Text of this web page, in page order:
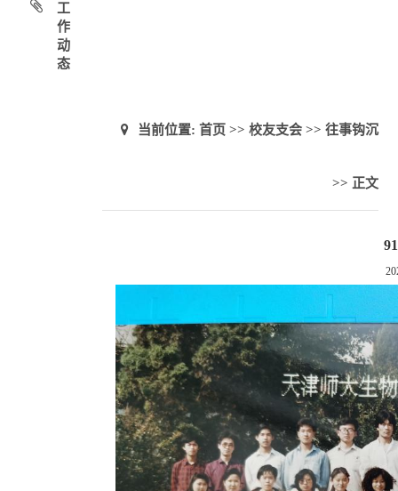
工
作
动
态
当前位置: 首页 >> 校友支会>> 往事钩沉
>> 正文